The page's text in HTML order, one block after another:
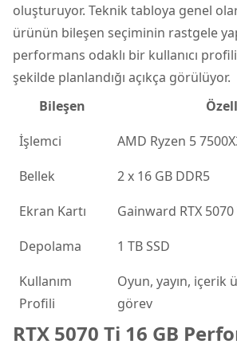
oluşturuyor. Teknik tabloya genel
ürünün bileşen seçiminin rastgele
performans odaklı bir kullanıcı
şekilde planlandığı açıkça görülüyor.
Bileşen
İşlemci
AMD Ryzen 5
Bellek
2 x 16 GB DDR5
Ekran Kartı
Gainward RTX 5070
Depolama
1 TB SSD
Kullanım
Profili
Oyun, yayın, içerik
görev
RTX 5070 Ti 16 GB